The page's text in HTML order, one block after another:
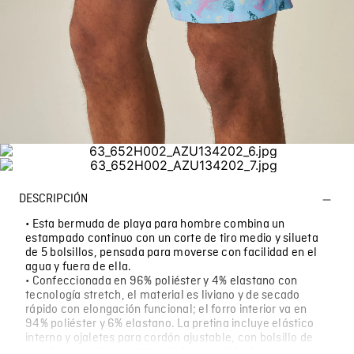
DESCRIPCIÓN
• Esta bermuda de playa para hombre combina un
estampado continuo con un corte de tiro medio y silueta
de 5 bolsillos, pensada para moverse con facilidad en el
agua y fuera de ella.
• Confeccionada en 96% poliéster y 4% elastano con
tecnología stretch, el material es liviano y de secado
rápido con elongación funcional; el forro interior va en
94% poliéster y 6% elastano. La pretina incluye elástico
interno y ojaletes para cordón ajustable, con bolsillo de